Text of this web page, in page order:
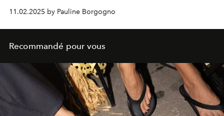
11.02.2025 by Pauline Borgogno
Recommandé pour vous